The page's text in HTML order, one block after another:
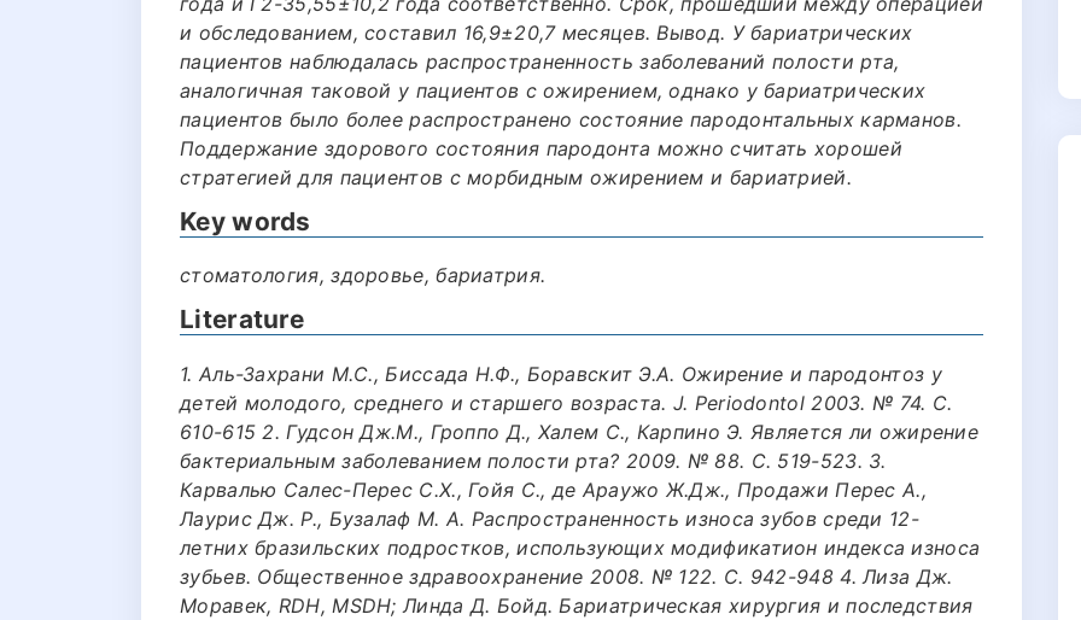
и обследованием, составил 16,9±20,7 месяцев. Вывод. У бариатрических
пациентов наблюдалась распространенность заболеваний полости рта,
аналогичная таковой у пациентов с ожирением, однако у бариатрических
пациентов было более распространено состояние пародонтальных карманов.
Поддержание здорового состояния пародонта можно считать хорошей
стратегией для пациентов с морбидным ожирением и бариатрией.
Key words
стоматология, здоровье, бариатрия.
Literature
1. Аль-Захрани М.С., Биссада Н.Ф., Боравскит Э.А. Ожирение и пародонтоз у
детей молодого, среднего и старшего возраста. J. Periodontol 2003. № 74. С.
610-615 2. Гудсон Дж.М., Гроппо Д., Халем С., Карпино Э. Является ли ожирение
бактериальным заболеванием полости рта? 2009. № 88. С. 519-523. 3.
Карвалью Салес-Перес С.Х., Гойя С., де Араужо Ж.Дж., Продажи Перес А.,
Лаурис Дж. Р., Бузалаф М. А. Распространенность износа зубов среди 12-
летних бразильских подростков, использующих модификатион индекса износа
зубьев. Общественное здравоохранение 2008. № 122. С. 942-948 4. Лиза Дж.
Моравек, RDH, MSDH; Линда Д. Бойд. Бариатрическая хирургия и последствия